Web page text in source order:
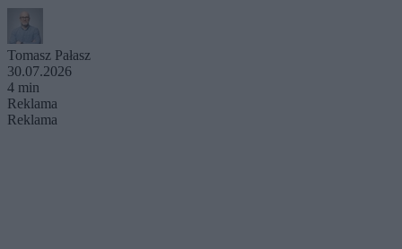
Tomasz Pałasz
30.07.2026
4 min
Reklama
Reklama